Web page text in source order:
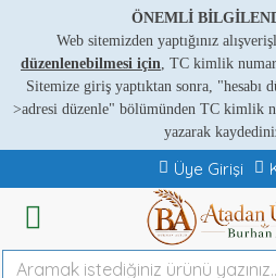
ÖNEMLİ
Web sitemizden yaptığınız
düzenlenebilmesi için, TC kimlik
Sitemize giriş yaptıktan sonra, "hesabı
>adresi düzenle" bölümünden TC kimlik
yazarak
Üye Girişi